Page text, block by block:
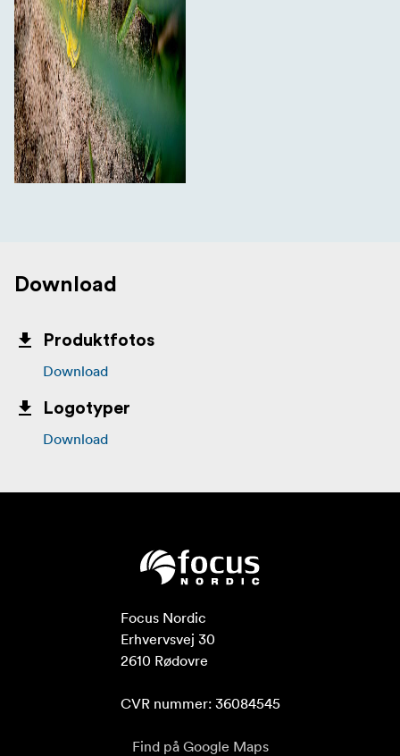
Download
Produktfotos
Download
Logotyper
Download
Focus Nordic
Erhvervsvej 30
2610 Rødovre
CVR nummer: 36084545
Find på Google Maps